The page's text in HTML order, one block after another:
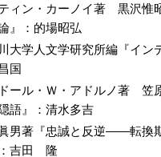
ィン・カーノイ著 黒沢惟
』：的場昭弘
大学人文学研究所編『イン
国
ール・Ｗ・アドルノ著 笠
語』：清水多吉
男著『忠誠と反逆——転換
吉田 隆